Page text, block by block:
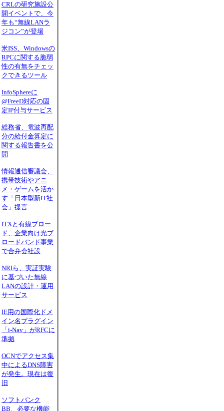
CRLの研究施設公
開イベントで、今
年も“無線LANラ
ジコン”が登場
米ISS、Windowsの
RPCに関する脆弱
性の有無をチェッ
クできるツール
InfoSphereに
@FreeD対応の固
定IP付与サービス
総務省、電波再配
分の給付金算定に
関する報告書を公
開
情報通信審議会、
携帯技術やアニ
メ・ゲームを活か
す「日本型新IT社
会」提言
ITXと有線ブロー
ド、企業向け光ブ
ロードバンド事業
で合弁会社設
NRIら、実証実験
に基づいた無線
LANの設計・運用
サービス
IE用の国際化ドメ
イン名プラグイン
「i-Nav」がRFCに
準拠
OCNでアクセス集
中によるDNS障害
が発生。現在は復
旧
ソフトバンク
BB、必要な機能